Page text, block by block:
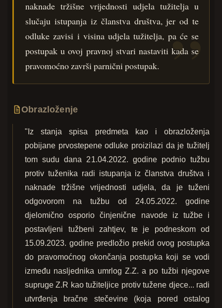
naknade tržišne vrijednosti udjela tužitelja u
slučaju istupanja iz članstva društva, jer od te
odluke zavisi i visina udjela tužitelja, pa će se
postupak u ovoj pravnoj stvari nastaviti kada se
pravomoćno završi parnični postupak.
Obrazloženje
"Iz stanja spisa predmeta kao i obrazloženja
pobijane prvostepene odluke proizilazi da je tužitelj
tom sudu dana 21.04.2022. godine podnio tužbu
protiv tuženika radi istupanja iz članstva društva i
naknade tržišne vrijednosti udjela, da je tuženi
odgovorom na tužbu od 24.05.2022. godine
djelomično osporio činjenične navode iz tužbe i
postavljeni tužbeni zahtjev, te je podneskom od
15.09.2023. godine predložio prekid ovog postupka
do pravomoćnog okončanja postupka koji se vodi
između nasljednika umrlog Z.Z. a po tužbi njegove
supruge Z.R kao tužiteljice protiv tužene djece... radi
utvrđenja bračne stečevine (koja pored ostalog